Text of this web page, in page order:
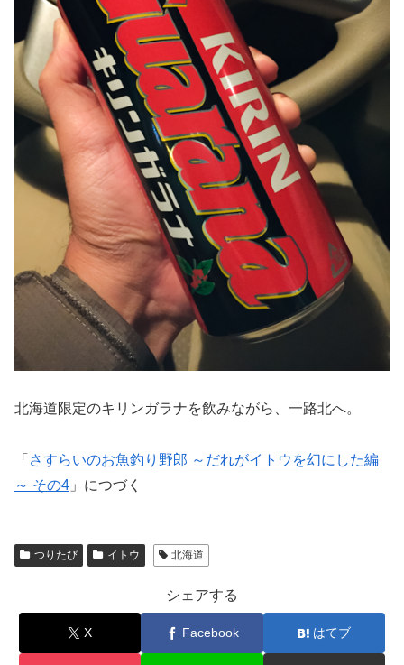
北海道限定のキリンガラナを飲みながら、一路北へ。
「 さすらいのお魚釣り野郎 ～だれがイトウを幻にした編
～ その4 」につづく
つりたび イトウ 北海道
シェアする
X Facebook はてブ